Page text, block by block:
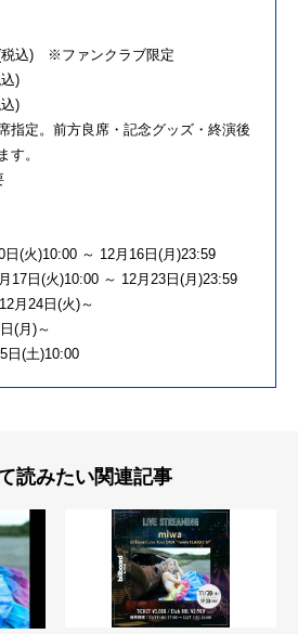
込) ※ファンクラブ限定
)
)
指定。前方良席・記念グッズ・終演後
す。
日(火)10:00 ～ 12月16日(月)23:59
17日(火)10:00 ～ 12月23日(月)23:59
月24日(火)～
(月)～
日(土)10:00
読みたい関連記事